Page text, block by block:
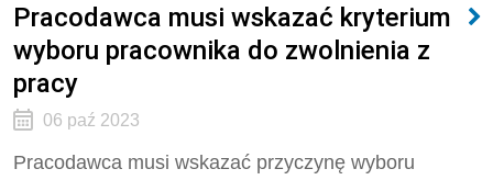
Pracodawca musi wskazać kryterium
wyboru pracownika do zwolnienia z
pracy
06 paź 2023
Pracodawca musi wskazać przyczynę wyboru